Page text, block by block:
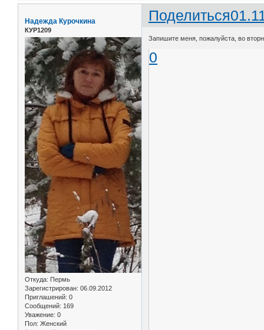
Поделиться
Надежда Курочкина
КУР1209
Откуда: Пермь
Зарегистрирован: 06.09.2012
Приглашений: 0
Сообщений: 169
Уважение: 0
Пол: Женский
Запишите меня, пожалуйста, во
0